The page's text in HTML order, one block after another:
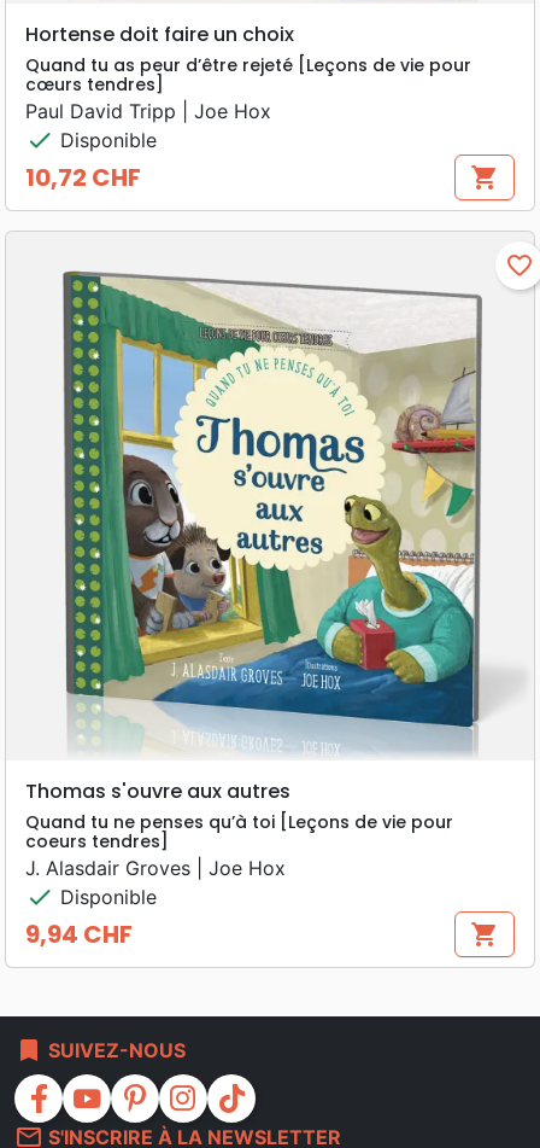
Hortense doit faire un choix
Quand tu as peur d’être rejeté [Leçons de vie pour
cœurs tendres]
Paul David Tripp | Joe Hox
check Disponible
Prix
10,72 CHF shopping_cart
favorite_border
Thomas s'ouvre aux autres
Quand tu ne penses qu’à toi [Leçons de vie pour
coeurs tendres]
J. Alasdair Groves | Joe Hox
check Disponible
Prix
9,94 CHF shopping_cart
bookmark SUIVEZ-NOUS
facebook youtube pinterest instagram
tiktok
mail_outline S'INSCRIRE À LA NEWSLETTER